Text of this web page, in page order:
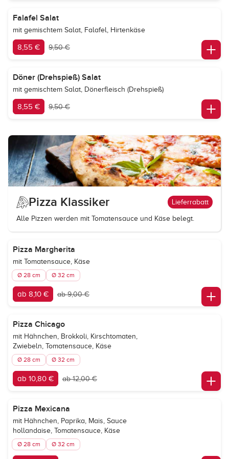
Falafel Salat
mit gemischtem Salat, Falafel, Hirtenkäse
8,55 € 9,50 €
Döner (Drehspieß) Salat
mit gemischtem Salat, Dönerfleisch (Drehspieß)
8,55 € 9,50 €
Pizza Klassiker Lieferrabatt
Alle Pizzen werden mit Tomatensauce und Käse belegt.
Pizza Margherita
mit Tomatensauce, Käse
Ø 28 cm Ø 32 cm
ab 8,10 € ab 9,00 €
Pizza Chicago
mit Hähnchen, Brokkoli, Kirschtomaten,
Zwiebeln, Tomatensauce, Käse
Ø 28 cm Ø 32 cm
ab 10,80 € ab 12,00 €
Pizza Mexicana
mit Hähnchen, Paprika, Mais, Sauce
hollandaise, Tomatensauce, Käse
Ø 28 cm Ø 32 cm